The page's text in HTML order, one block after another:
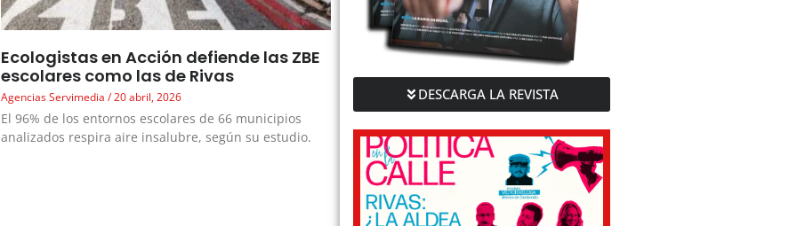
Ecologistas en Acción defiende las ZBE
escolares como las de Rivas
Agencias Servimedia 20 abril, 2026
El 96% de los entornos escolares de 66 municipios
analizados respira aire insalubre, según su estudio.
DESCARGA LA REVISTA